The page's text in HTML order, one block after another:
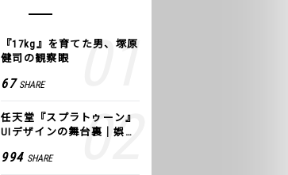
『17kg』を育てた男、塚原
健司の観察眼
67 SHARE
任天堂『スプラトゥーン』
UIデザインの舞台裏｜娯楽
994 SHARE